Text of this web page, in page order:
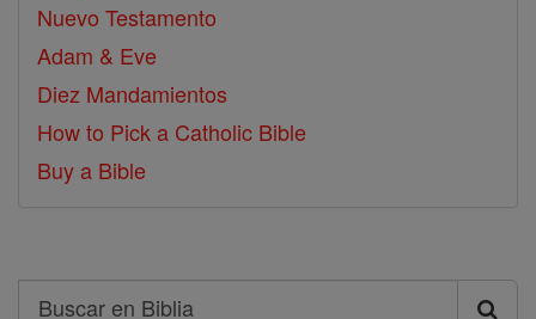
Nuevo Testamento
Adam & Eve
Diez Mandamientos
How to Pick a Catholic Bible
Buy a Bible
Search